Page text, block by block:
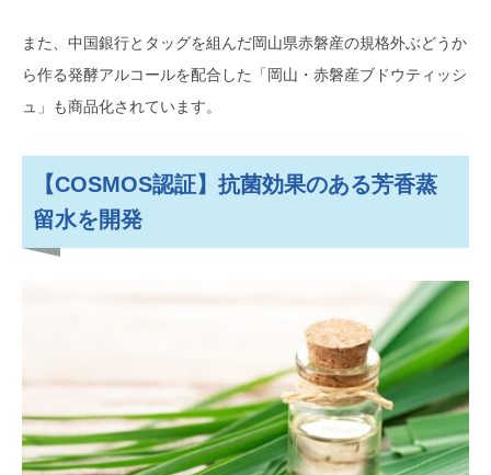
また、中国銀行とタッグを組んだ岡山県赤磐産の規格外ぶどうか
ら作る発酵アルコールを配合した「岡山・赤磐産ブドウティッシ
ュ」も商品化されています。
【COSMOS認証】抗菌効果のある芳香蒸
留水を開発